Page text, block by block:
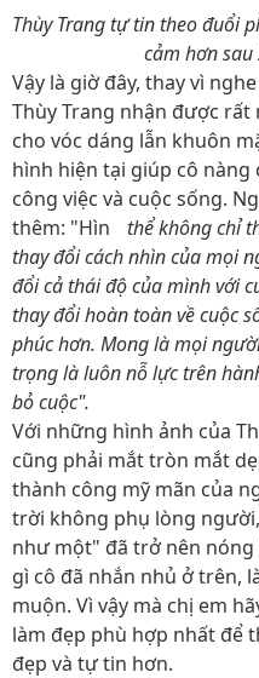
Thùy Trang tự tin theo đuổi
cảm hơn
Vậy là giờ đây, thay vì
Thùy Trang nhận được
cho vóc dáng lẫn khuôn
hình hiện tại giúp cô
công việc và cuộc sống.
thêm: "Hình
thể không chỉ
thay đổi cách nhìn của mọi
đổi cả thái độ của mình với
thay đổi hoàn toàn về cuộc
phúc hơn. Mong là mọi
trọng là luôn nỗ lực trên
bỏ cuộc".
Với những hình ảnh của
cũng phải mắt tròn mắt
thành công mỹ mãn của
trời không phụ lòng
như một" đã trở nên
gì cô đã nhắn nhủ ở trên,
muộn. Vì vậy mà chị em
làm đẹp phù hợp nhất để
đẹp và tự tin hơn.